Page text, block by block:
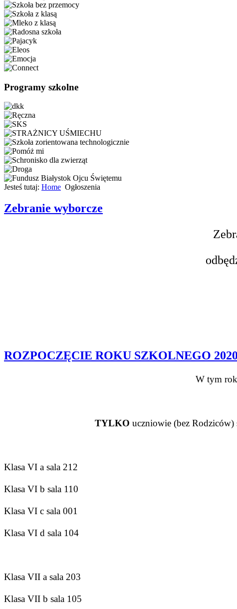
Programy szkolne
Jesteś tutaj: Home Ogłoszenia
Zebranie wyborcze
ROZPOCZĘCIE ROKU SZKOLNEGO
W tym
TYLKO uczniowie (bez Rodziców)
Klasa VI a sala 212
Klasa VI b sala 110
Klasa VI c sala 001
Klasa VI d sala 104
Klasa VII a sala 203
Klasa VII b sala 105